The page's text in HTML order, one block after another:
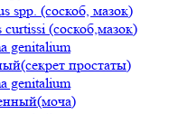
spp. (соскоб, мазок)
(соскоб,мазок)
genitalium
простаты)
genitalium